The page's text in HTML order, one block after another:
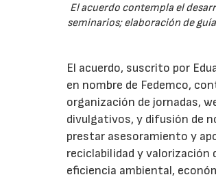
El acuerdo contempla el
seminarios; elaboración de
El acuerdo, suscrito por
en nombre de Fedemco,
organización de jornadas,
divulgativos, y difusión de
prestar asesoramiento y
reciclabilidad y valorización
eficiencia ambiental,